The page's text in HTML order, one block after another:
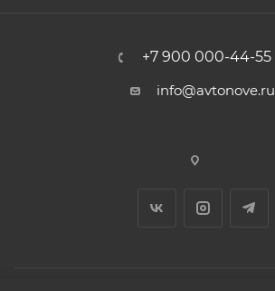
+7 900 000-44-55
info@avtonove.ru